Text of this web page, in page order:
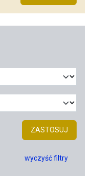
ZASTOSUJ
wyczyść filtry